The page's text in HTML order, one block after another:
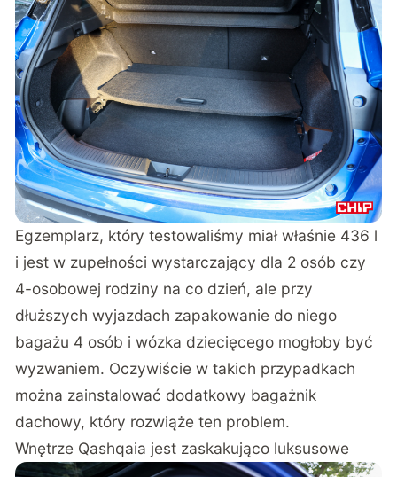
Egzemplarz, który testowaliśmy miał właśnie 436 l
i jest w zupełności wystarczający dla 2 osób czy
4-osobowej rodziny na co dzień, ale przy
dłuższych wyjazdach zapakowanie do niego
bagażu 4 osób i wózka dziecięcego mogłoby być
wyzwaniem. Oczywiście w takich przypadkach
można zainstalować dodatkowy bagażnik
dachowy, który rozwiąże ten problem.
Wnętrze Qashqaia jest zaskakująco luksusowe